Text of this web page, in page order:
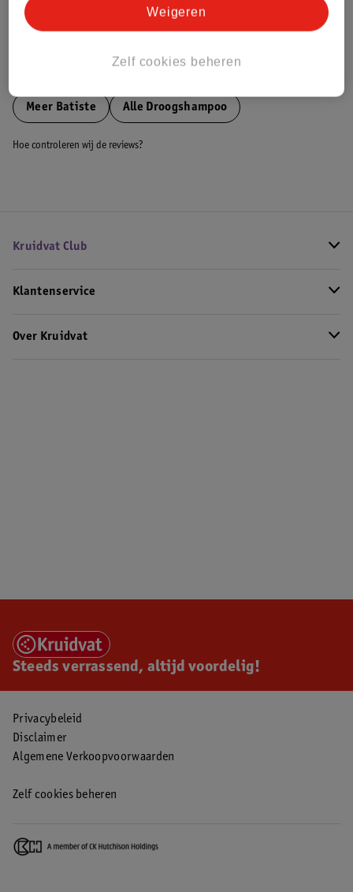
Bestel & Bezorginformatie
Meer Batiste Alle Droogshampoo
Hoe controleren wij de reviews?
Kruidvat Club
Klantenservice
Over Kruidvat
Steeds verrassend, altijd voordelig!
Privacybeleid
Disclaimer
Algemene Verkoopvoorwaarden
Zelf cookies beheren
Zelf cookies beheren
Weigeren